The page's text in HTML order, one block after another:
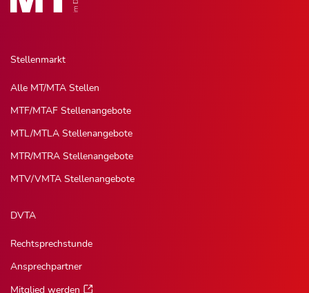
Stellenmarkt
Alle MT/MTA Stellen
MTF/MTAF Stellenangebote
MTL/MTLA Stellenangebote
MTR/MTRA Stellenangebote
MTV/VMTA Stellenangebote
DVTA
Rechtsprechstunde
Ansprechpartner
Mitglied werden